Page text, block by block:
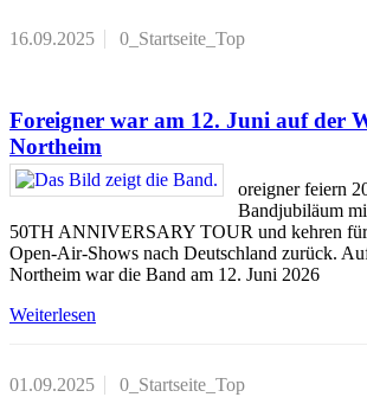
16.09.2025 0_Startseite_Top
Foreigner war am 12. Juni auf der
Northeim
oreigner feiern
Bandjubiläum
50TH ANNIVERSARY TOUR und kehren für
Open-Air-Shows nach Deutschland zurück.
Northeim war die Band am 12. Juni 2026
Weiterlesen
01.09.2025 0_Startseite_Top